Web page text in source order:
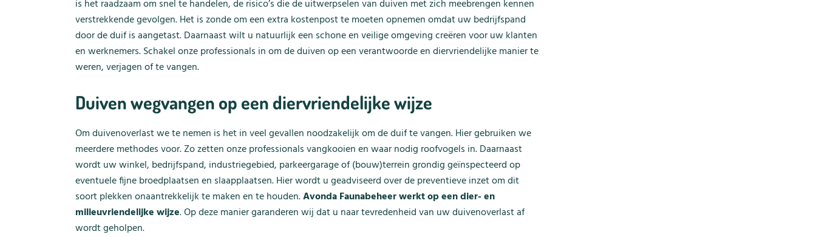
is het raadzaam om snel te handelen, de risico’s die de uitwerpselen van duiven met zich meebrengen kennen
verstrekkende gevolgen. Het is zonde om een extra kostenpost te moeten opnemen omdat uw bedrijfspand
door de duif is aangetast. Daarnaast wilt u natuurlijk een schone en veilige omgeving creëren voor uw klanten
en werknemers. Schakel onze professionals in om de duiven op een verantwoorde en diervriendelijke manier te
weren, verjagen of te vangen.
Duiven wegvangen op een diervriendelijke wijze
Om duivenoverlast we te nemen is het in veel gevallen noodzakelijk om de duif te vangen. Hier gebruiken we
meerdere methodes voor. Zo zetten onze professionals vangkooien en waar nodig roofvogels in. Daarnaast
wordt uw winkel, bedrijfspand, industriegebied, parkeergarage of (bouw)terrein grondig geïnspecteerd op
eventuele fijne broedplaatsen en slaapplaatsen. Hier wordt u geadviseerd over de preventieve inzet om dit
soort plekken onaantrekkelijk te maken en te houden.Avonda Faunabeheer werkt op een dier- en
milieuvriendelijke wijze. Op deze manier garanderen wij dat u naar tevredenheid van uw duivenoverlast af
wordt geholpen.